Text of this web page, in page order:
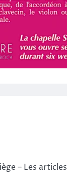
– Les articles